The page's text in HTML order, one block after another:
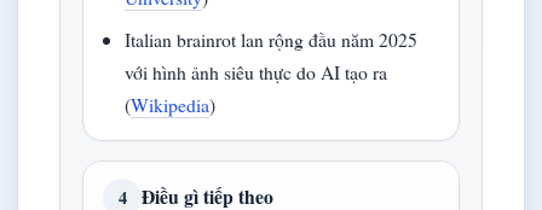
Italian brainrot lan rộng đầu năm 2025
với hình ảnh siêu thực do AI tạo ra
(Wikipedia)
4 Điều gì tiếp theo